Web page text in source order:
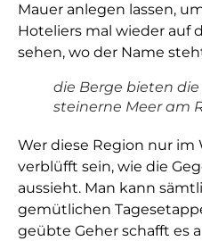
Mauer anlegen lassen,
Hoteliers mal wieder auf
sehen, wo der Name
die Berge bieten
steinerne Meer am
Wer diese Region nur
verblüfft sein, wie die
aussieht. Man kann
gemütlichen
geübte Geher schafft es